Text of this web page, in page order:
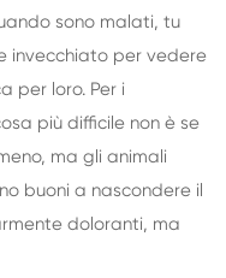
sono malati, tu
invecchiato per vedere
per loro. Per i
più difficile non è se
ma gli animali
buoni a nascondere il
doloranti, ma